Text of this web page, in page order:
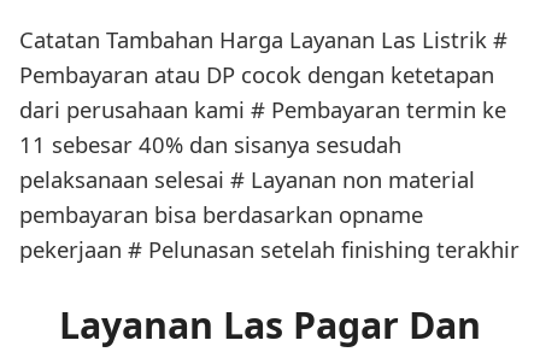
Catatan Tambahan Harga Layanan Las Listrik #
Pembayaran atau DP cocok dengan ketetapan
dari perusahaan kami # Pembayaran termin ke
11 sebesar 40% dan sisanya sesudah
pelaksanaan selesai # Layanan non material
pembayaran bisa berdasarkan opname
pekerjaan # Pelunasan setelah finishing terakhir
Layanan Las Pagar Dan